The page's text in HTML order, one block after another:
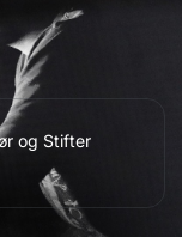
og Stifter